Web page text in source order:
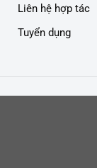
Liên hệ hợp tác
Tuyển dụng